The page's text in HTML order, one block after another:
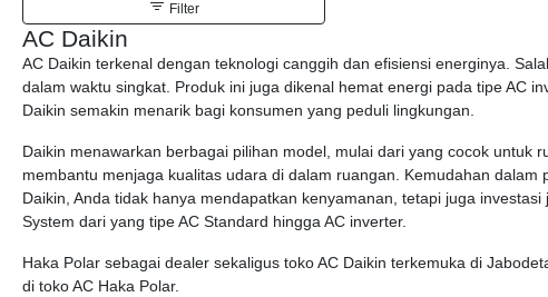
Filter
AC Daikin
AC Daikin terkenal dengan teknologi canggih dan efisiensi energinya.
dalam waktu singkat. Produk ini juga dikenal hemat energi pada tipe AC
Daikin semakin menarik bagi konsumen yang peduli lingkungan.
Daikin menawarkan berbagai pilihan model, mulai dari yang cocok untuk
membantu menjaga kualitas udara di dalam ruangan. Kemudahan
Daikin, Anda tidak hanya mendapatkan kenyamanan, tetapi juga
System dari yang tipe AC Standard hingga AC inverter.
Haka Polar sebagai dealer sekaligus toko AC Daikin terkemuka di
di toko AC Haka Polar.